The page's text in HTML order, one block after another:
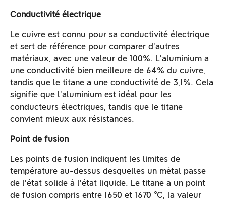
Conductivité électrique
Le cuivre est connu pour sa conductivité électrique
et sert de référence pour comparer d'autres
matériaux, avec une valeur de 100%. L'aluminium a
une conductivité bien meilleure de 64% du cuivre,
tandis que le titane a une conductivité de 3,1%. Cela
signifie que l'aluminium est idéal pour les
conducteurs électriques, tandis que le titane
convient mieux aux résistances.
Point de fusion
Les points de fusion indiquent les limites de
température au-dessus desquelles un métal passe
de l'état solide à l'état liquide. Le titane a un point
de fusion compris entre 1650 et 1670 ℃, la valeur